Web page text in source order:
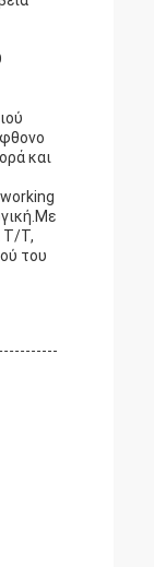
και
T/T,
του